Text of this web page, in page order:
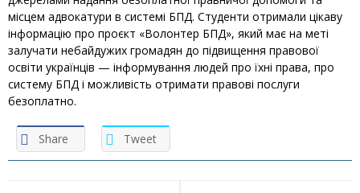
місцем адвокатури в системі БПД. Студенти отримали цікаву
інформацію про проєкт «Волонтер БПД», який має на меті
залучати небайдужих громадян до підвищення правової
освіти українців — інформування людей про їхні права, про
систему БПД і можливість отримати правові послуги
безоплатно.
Share Tweet